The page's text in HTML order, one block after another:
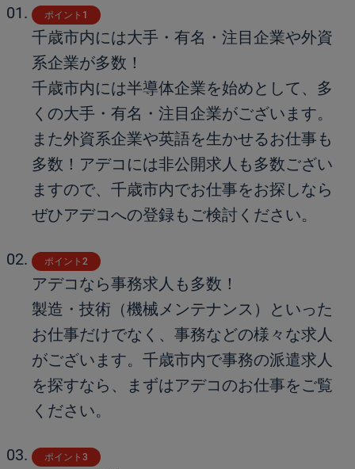
ポイント1
千歳市内には大手・有名・注目企業や外資
系企業が多数！
千歳市内には半導体企業を始めとして、多
くの大手・有名・注目企業がございます。
また外資系企業や英語を生かせるお仕事も
多数！アデコには非公開求人も多数ござい
ますので、千歳市内でお仕事をお探しなら
ぜひアデコへの登録もご検討ください。
ポイント2
アデコなら事務求人も多数！
製造・技術（機械メンテナンス）といった
お仕事だけでなく、事務などの様々な求人
がございます。千歳市内で事務の派遣求人
を探すなら、まずはアデコのお仕事をご覧
ください。
ポイント3